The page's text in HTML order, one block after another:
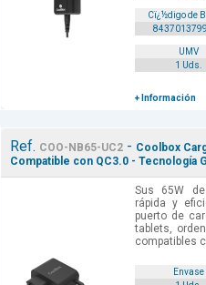
Cï¿½digo de
UMV
1 Uds.
+ Información
Ref. COO-NB65-UC2 - Coolbox
Compatible con QC3.0 - Tecnología
Sus 65W
rápida y
puerto de
tablets,
compatibles
Envase